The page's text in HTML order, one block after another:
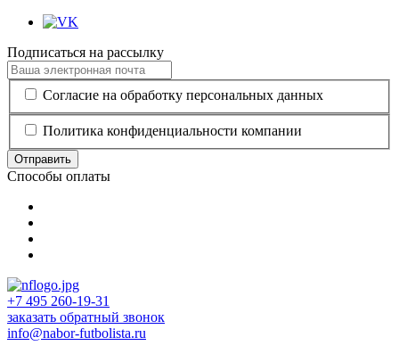
Подписаться на рассылку
Согласие на обработку персональных данных
Политика конфиденциальности компании
Отправить
Способы оплаты
+7 495 260-19-31
заказать обратный звонок
info@nabor-futbolista.ru